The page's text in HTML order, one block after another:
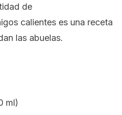
de
calientes es una receta
las abuelas.
ml)